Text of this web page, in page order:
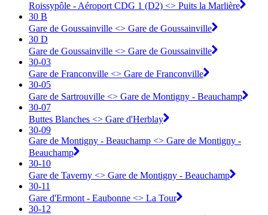
Roissypôle - Aéroport CDG 1 (D2) <> Puits la Marlière
30 B
Gare de Goussainville <> Gare de Goussainville
30 D
Gare de Goussainville <> Gare de Goussainville
30-03
Gare de Franconville <> ︎Gare de Franconville
30-05
Gare de Sartrouville <> ︎Gare de Montigny - Beauchamp
30-07
Buttes Blanches <> ︎Gare d'Herblay
30-09
Gare de Montigny - Beauchamp <> ︎Gare de Montigny -
Beauchamp
30-10
Gare de Taverny <> ︎Gare de Montigny - Beauchamp
30-11
Gare d'Ermont - Eaubonne <> ︎La Tour
30-12